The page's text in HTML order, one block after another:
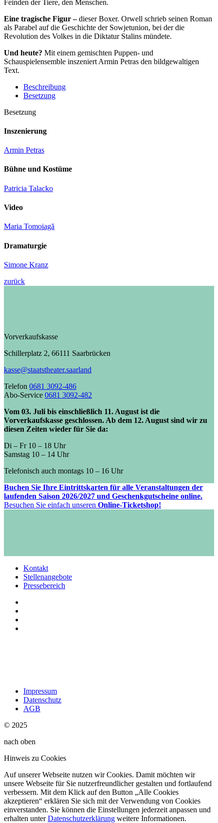
Feinden der Tiere, den Menschen.
Eine tragische Figur –dieser Boxer. Orwell schrieb seinen Roman
als Parabel auf die Geschichte der Sowjetunion, bei der die
Revolution des Volkes in die Diktatur Stalins mündete.
Und heute? Mit einem gemischten Puppen- und
Schauspielensemble inszeniert Armin Petras den bildgewaltigen
Text.
Beschreibung
Besetzung
Besetzung
Inszenierung
Armin Petras
Bühne und Kostüme
Patricia Talacko
Video
Maria Tomoiagă
Dramaturgie
Simone Kranz
zurück
Vorverkaufskasse
Schillerplatz 2, 66111 Saarbrücken
kasse@staatstheater.saarland
Telefon 0681 3092-486
Abo-Service 0681 3092-482
Vom 03. Juli bis einschließlich 11. August ist die
Vorverkaufskasse geschlossen. Ab dem 12. August sind wir zu
diesen Zeiten wieder für Sie da:
Di – Fr 10 – 18 Uhr
Samstag 10 – 14 Uhr
Telefonisch auch montags 10 – 16 Uhr
Buchen Sie Ihre Eintrittskarten für alle Veranstaltungen der
laufenden Saison 2026/2027 und Geschenkgutscheine online.
Besuchen Sie einfach unseren Online-Ticketshop!
Kontakt
Stellenangebote
Pressebereich
Impressum
Datenschutz
AGB
© 2025
nach oben
Hinweis zu Cookies
Auf unserer Webseite nutzen wir Cookies. Damit möchten wir
unsere Webseite für Sie nutzerfreundlicher gestalten und fortlaufend
verbessern. Mit dem Klick auf den Button „Alle Cookies
akzeptieren“ erklären Sie sich mit der Verwendung von Cookies
einverstanden. Sie können die Einstellungen jederzeit anpassen und
erhalten unterDatenschutzerklärung weitere Informationen.